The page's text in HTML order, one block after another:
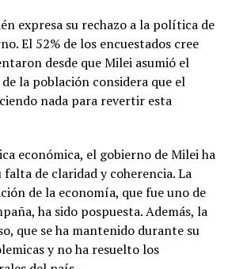
expresa su rechazo a la política de
El 52% de los encuestados cree
desde que Milei asumió el
la población considera que el
nada para revertir esta
económica, el gobierno de Milei ha
de claridad y coherencia. La
de la economía, que fue uno de
ha sido pospuesta. Además, la
que se ha mantenido durante su
y no ha resuelto los